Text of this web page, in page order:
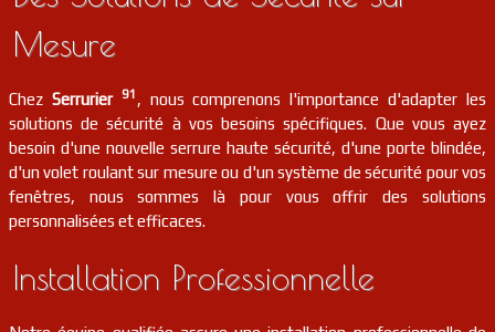
serrurier 91 Courson-monteloup FR 91680
91 Saulx-les-chartreux
serrurier 91 Mespuits FR 91150
Nainville-les-roches
Mesure
Chez Serrurier 91 , nous comprenons l'importance d'adapter les
solutions de sécurité à vos besoins spécifiques. Que vous ayez
besoin d'une nouvelle serrure haute sécurité, d'une porte blindée,
d'un volet roulant sur mesure ou d'un système de sécurité pour vos
fenêtres, nous sommes là pour vous offrir des solutions
personnalisées et efficaces.
Installation Professionnelle